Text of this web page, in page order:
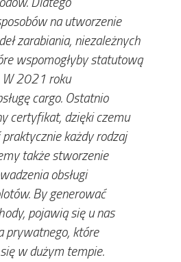
na utworzenie
zarabiania, niezależnych
wspomogłyby statutową
W 2021 roku
cargo. Ostatnio
certyfikat, dzięki czemu
każdy rodzaj
także stworzenie
obsługi
By generować
pojawią się u nas
prywatnego, które
w dużym tempie.